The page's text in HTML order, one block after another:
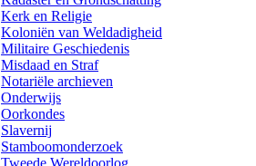
Kerk en Religie
Koloniën van Weldadigheid
Militaire Geschiedenis
Misdaad en Straf
Notariële archieven
Onderwijs
Oorkondes
Slavernij
Stamboomonderzoek
Tweede Wereldoorlog